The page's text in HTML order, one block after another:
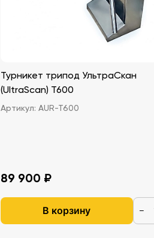
Турникет трипод УльтраСкан
(UltraScan) T600
Артикул: AUR-T600
89 900 ₽
В корзину −